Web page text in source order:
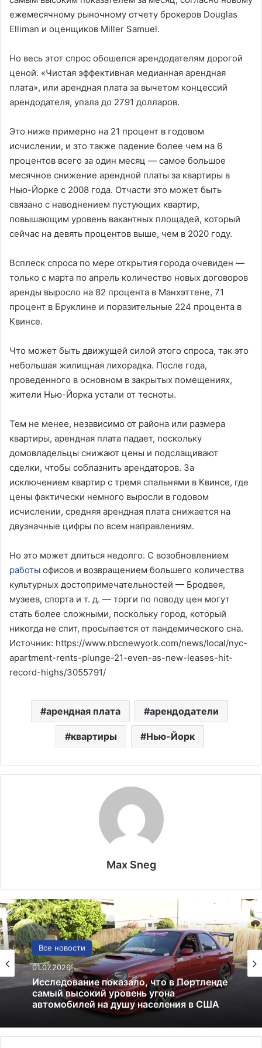
ежемесячному рыночному отчету брокеров Douglas
Elliman и оценщиков Miller Samuel.
Но весь этот спрос обошелся арендодателям дорогой
ценой. «Чистая эффективная медианная арендная
плата», или арендная плата за вычетом концессий
арендодателя, упала до 2791 долларов.
Это ниже примерно на 21 процент в годовом
исчислении, и это также падение более чем на 6
процентов всего за один месяц — самое большое
месячное снижение арендной платы за квартиры в
Нью-Йорке с 2008 года. Отчасти это может быть
связано с наводнением пустующих квартир,
повышающим уровень вакантных площадей, который
сейчас на девять процентов выше, чем в 2020 году.
Всплеск спроса по мере открытия города очевиден —
только с марта по апрель количество новых договоров
аренды выросло на 82 процента в Манхэттене, 71
процент в Бруклине и поразительные 224 процента в
Квинсе.
Что может быть движущей силой этого спроса, так это
небольшая жилищная лихорадка. После года,
проведенного в основном в закрытых помещениях,
жители Нью-Йорка устали от тесноты.
Тем не менее, независимо от района или размера
квартиры, арендная плата падает, поскольку
домовладельцы снижают цены и подслащивают
сделки, чтобы соблазнить арендаторов. За
исключением квартир с тремя спальнями в Квинсе, где
цены фактически немного выросли в годовом
исчислении, средняя арендная плата снижается на
двузначные цифры по всем направлениям.
Но это может длиться недолго. С возобновлением
работы офисов и возвращением большего количества
культурных достопримечательностей — Бродвея,
музеев, спорта и т. д. — торги по поводу цен могут
стать более сложными, поскольку город, который
никогда не спит, просыпается от пандемического сна.
Источник: https://www.nbcnewyork.com/news/local/nyc-
apartment-rents-plunge-21-even-as-new-leases-hit-
record-highs/3055791/
арендная плата арендодатели
квартиры Нью-Йорк
Max Sneg
Все новости
01.07.2026
США
13.06.2025
Америка имеет огромный избыток сыра